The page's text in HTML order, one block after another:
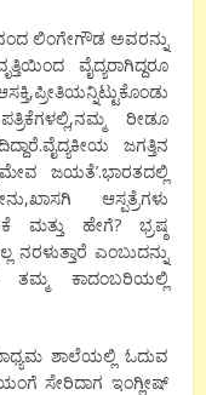
ಲಿಂಗೇಗೌಡ ಅವರನ್ನು
ವೈದ್ಯರಾಗಿದ್ದರೂ
ರೀಡೂ
ಜಗತ್ತಿನ
ಜಯತೆ’.ಭಾರತದಲ್ಲಿ
ಆಸ್ಪತ್ರೆಗಳು
ಮತ್ತು ಹೇಗೆ? ಭ್ರಷ್ಠ
ನರಳುತ್ತಾರೆ ಎಂಬುದನ್ನು
ತಮ್ಮ ಕಾದಂಬರಿಯಲ್ಲಿ
ಶಾಲೆಯಲ್ಲಿ ಓದುವ
ಸೇರಿದಾಗ ಇಂಗ್ಲೀಷ್